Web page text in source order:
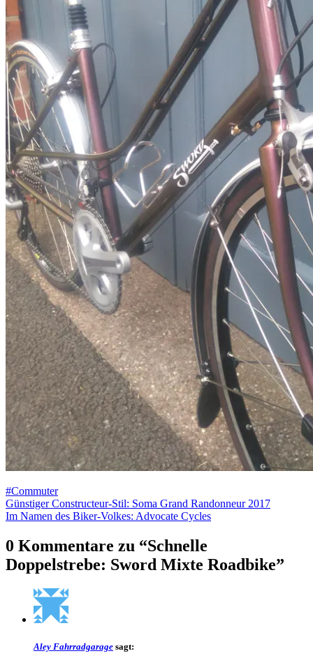
#Commuter
Beitragsnavigation
Günstiger Constructeur-Stil: Soma Grand Randonneur 2017
Im Namen des Biker-Volkes: Advocate Cycles
0 Kommentare zu “Schnelle
Doppelstrebe: Sword Mixte Roadbike”
Aley Fahrradgarage sagt: